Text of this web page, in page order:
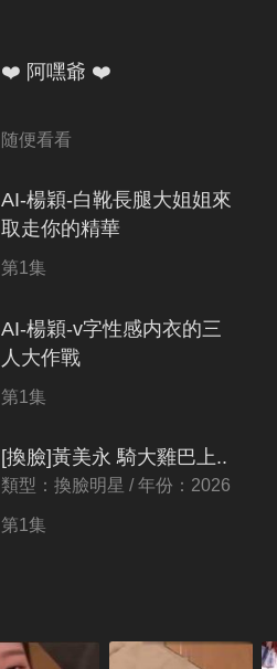
❤️ 阿嘿爺 ❤️
随便看看
AI-楊穎-白靴長腿大姐姐來
取走你的精華
類型：換臉明星 / 年份：2026
第1集
AI-楊穎-v字性感内衣的三
人大作戰
類型：換臉明星 / 年份：2026
第1集
[換臉]黃美永 騎大雞巴上..
類型：換臉明星 / 年份：2026
第1集